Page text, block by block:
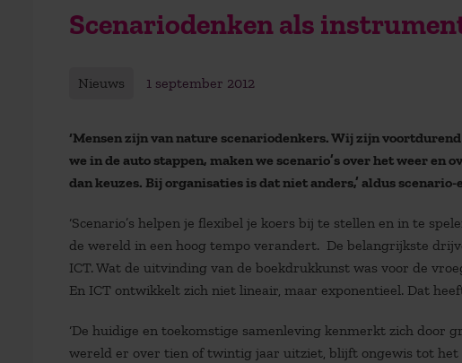
Scenariodenken als
Nieuws 1 september 2012
‘Mensen zijn van nature scenariodenkers. Wij zijn
we in de auto stappen, maken we scenario’s over het weer en
dan keuzes. Bij organisaties is dat niet anders,’ aldus
‘Scenario’s helpen je flexibel je koers bij te stellen en in te
de wereld in een hoog tempo verandert. De belangrijkste
ICT. Wat de uitvinding van de boekdrukkunst was voor de
En ICT ontwikkelt zich niet lineair, maar exponentieel. Dat
‘De huidige en toekomstige samenleving kenmerkt zich door
wereld er over tien of twintig jaar uitziet, blijft ongewis tot